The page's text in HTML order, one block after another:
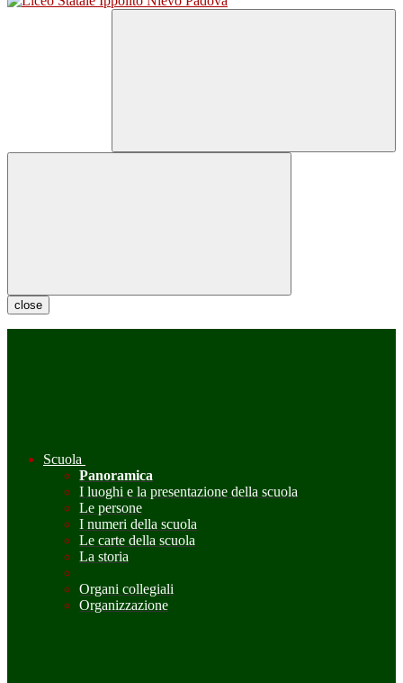
close
Scuola
Panoramica
I luoghi e la presentazione della scuola
Le persone
I numeri della scuola
Le carte della scuola
La storia
Organi collegiali
Organizzazione